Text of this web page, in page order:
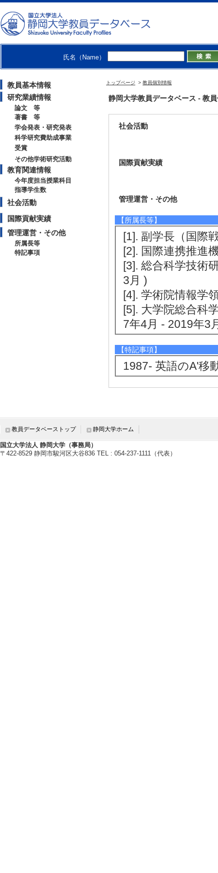
氏名（Name）
教員基本情報
研究業績情報
論文 等
著書 等
学会発表・研究発表
科学研究費助成事業
受賞
その他学術研究活動
教育関連情報
今年度担当授業科目
指導学生数
社会活動
国際貢献実績
管理運営・その他
所属長等
特記事項
トップページ > 教員個別情報
静岡大学教員データベース - 教
卒研指導学生数（
修士指導学生数 0
2015年度
修士指導学生数 1
博士指導学生数(
社会活動
国際貢献実績
管理運営・その他
【所属長等】
[1]. 副学長（国際
[2]. 国際連携推進
[3]. 総合科学技術
3月 )
[4]. 学術院情報学
[5]. 大学院総合科
7年4月 - 2019年3
【特記事項】
1987- 英語のA'移
教員データベーストップ 静岡大学ホーム
国立大学法人 静岡大学（事務局）
〒422-8529 静岡市駿河区大谷836 TEL : 054-237-1111（代表）